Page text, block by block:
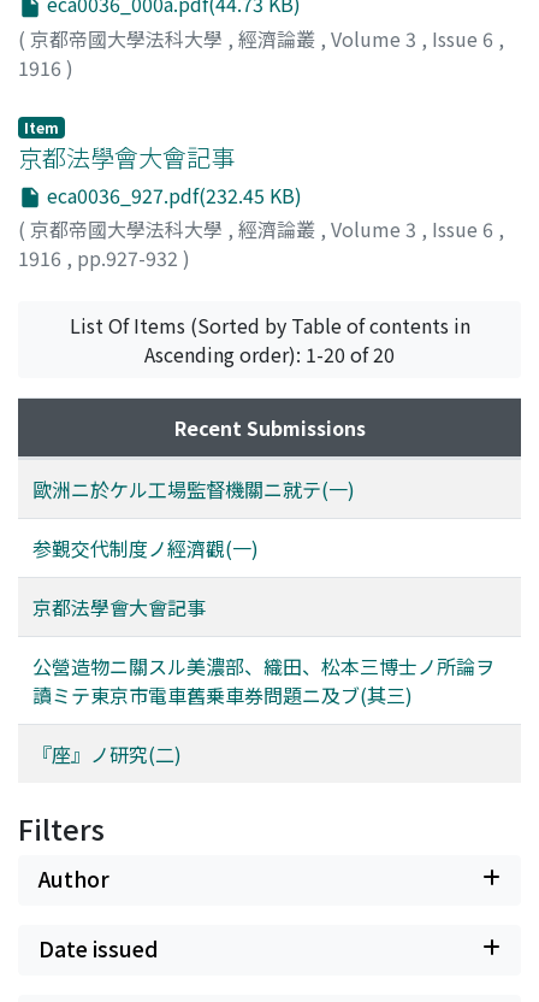
( 京都帝國大學法科大學 , 經濟論叢 , Volume 3 , Issue 6 ,
1916 )
Item
京都法學會大會記事
eca0036_927.pdf(232.45 KB)
( 京都帝國大學法科大學 , 經濟論叢 , Volume 3 , Issue 6 ,
1916 , pp.927-932 )
List Of Items (Sorted by Table of contents in
Ascending order): 1-20 of 20
Recent Submissions
歐洲ニ於ケル工場監督機關ニ就テ(一)
参覲交代制度ノ經濟觀(一)
京都法學會大會記事
公營造物ニ關スル美濃部、織田、松本三博士ノ所論ヲ
讀ミテ東京市電車舊乗車券問題ニ及ブ(其三)
『座』ノ研究(二)
Filters
Author
Date issued